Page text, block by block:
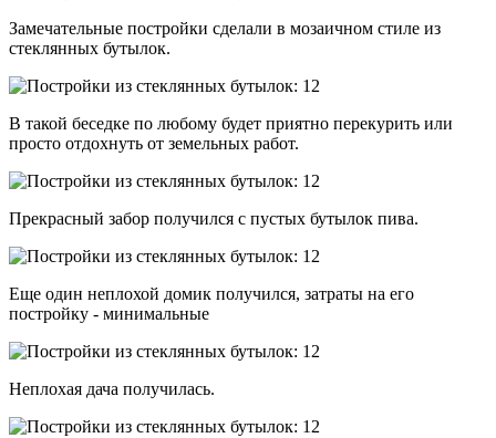
Замечательные постройки сделали в мозаичном стиле из
стеклянных бутылок.
В такой беседке по любому будет приятно перекурить или
просто отдохнуть от земельных работ.
Прекрасный забор получился с пустых бутылок пива.
Еще один неплохой домик получился, затраты на его
постройку - минимальные
Неплохая дача получилась.